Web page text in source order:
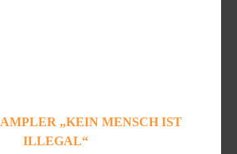
„KEIN MENSCH IST
ILLEGAL“